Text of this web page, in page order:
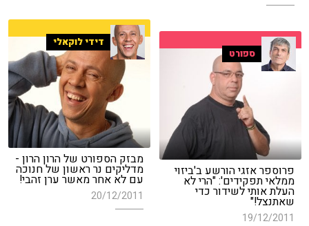
דידי לוקאלי
מבזק הספורט של הרון הרון -
מדליקים נר ראשון של חנוכה
עם לא אחר מאשר ערן זהבי!
20/12/2011
ספורט
פרוספר אזגי הורשע ב'ביזוי
ממלאי תפקידים': "הרי לא
העלת אותי לשידור כדי
שאתנצל!"
19/12/2011